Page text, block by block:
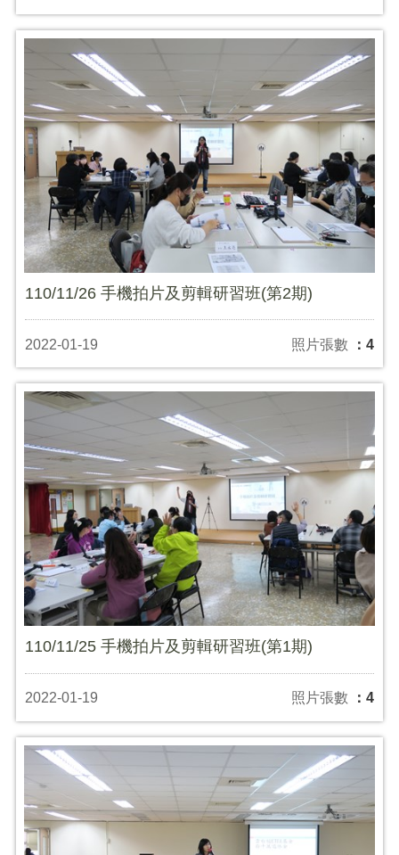
110/11/26 手機拍片及剪輯研習班(第2期)
2022-01-19 照片張數 ：4
110/11/25 手機拍片及剪輯研習班(第1期)
2022-01-19 照片張數 ：4